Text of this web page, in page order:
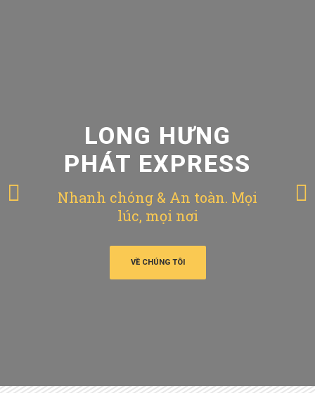
LONG HƯNG
PHÁT EXPRESS
Nhanh chóng & An toàn. Mọi
lúc, mọi nơi
VỀ CHÚNG TÔI